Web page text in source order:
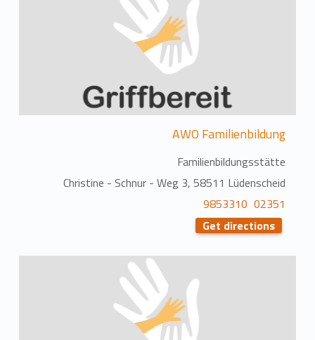
AWO Familienbildung
Familienbildungsstätte
Christine - Schnur - Weg 3, 58511 Lüdenscheid
02351 9853310
Get directions